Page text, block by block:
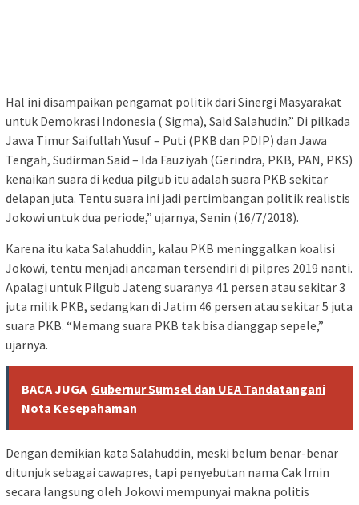
Hal ini disampaikan pengamat politik dari Sinergi Masyarakat
untuk Demokrasi Indonesia ( Sigma), Said Salahudin.” Di pilkada
Jawa Timur Saifullah Yusuf – Puti (PKB dan PDIP) dan Jawa
Tengah, Sudirman Said – Ida Fauziyah (Gerindra, PKB, PAN, PKS)
kenaikan suara di kedua pilgub itu adalah suara PKB sekitar
delapan juta. Tentu suara ini jadi pertimbangan politik realistis
Jokowi untuk dua periode,” ujarnya, Senin (16/7/2018).
Karena itu kata Salahuddin, kalau PKB meninggalkan koalisi
Jokowi, tentu menjadi ancaman tersendiri di pilpres 2019 nanti.
Apalagi untuk Pilgub Jateng suaranya 41 persen atau sekitar 3
juta milik PKB, sedangkan di Jatim 46 persen atau sekitar 5 juta
suara PKB. “Memang suara PKB tak bisa dianggap sepele,”
ujarnya.
BACA JUGA Gubernur Sumsel dan UEA Tandatangani
Nota Kesepahaman
Dengan demikian kata Salahuddin, meski belum benar-benar
ditunjuk sebagai cawapres, tapi penyebutan nama Cak Imin
secara langsung oleh Jokowi mempunyai makna politis